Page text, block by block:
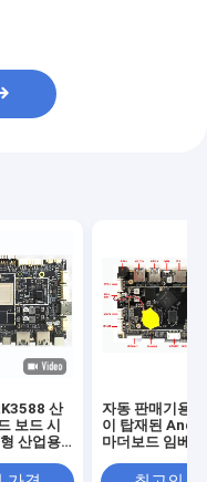
산
보드 시
산업용
스
자동 판매기용
이 탑재된
마더보드 임베